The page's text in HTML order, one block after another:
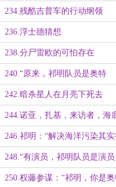
234.残酷吉普车的行动纲领
236.浮士德猜想
238.分尸雷欧的可怕存在
240.“原来，祁明队员是奥特
曼”（第三更）
242.暗杀星人在月亮下死去
244.诺亚，扎基，来访者，海
迹
246.祁明：“解决海洋污染其
易”
248.“有演员，祁明队员是演员
250.权藤参谋：“祁明，你是奥